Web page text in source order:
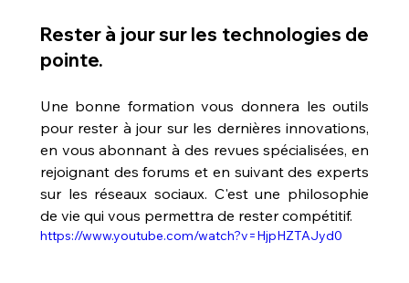
Rester à jour sur les technologies de
pointe.
Une bonne formation vous donnera les outils
pour rester à jour sur les dernières innovations,
en vous abonnant à des revues spécialisées, en
rejoignant des forums et en suivant des experts
sur les réseaux sociaux. C'est une philosophie
de vie qui vous permettra de rester compétitif.
https://www.youtube.com/watch?v=HjpHZTAJyd0